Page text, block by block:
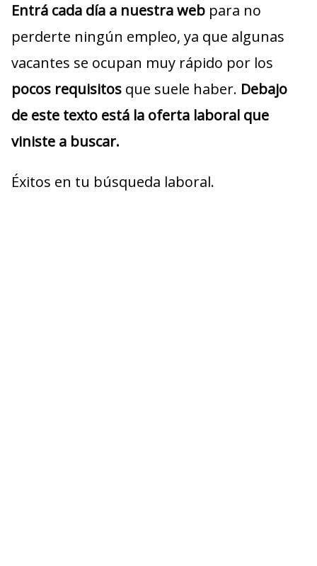
Entrá cada día a nuestra web para no
perderte ningún empleo, ya que algunas
vacantes se ocupan muy rápido por los
pocos requisitos que suele haber. Debajo
de este texto está la oferta laboral que
viniste a buscar.
Éxitos en tu búsqueda laboral.